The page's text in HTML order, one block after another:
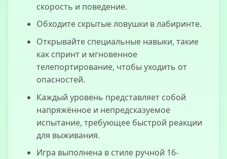
скорость и поведение.
Обходите скрытые ловушки в лабиринте.
Открывайте специальные навыки, такие
как спринт и мгновенное
телепортирование, чтобы уходить от
опасностей.
Каждый уровень представляет собой
напряжённое и непредсказуемое
испытание, требующее быстрой реакции
для выживания.
Игра выполнена в стиле ручной 16-